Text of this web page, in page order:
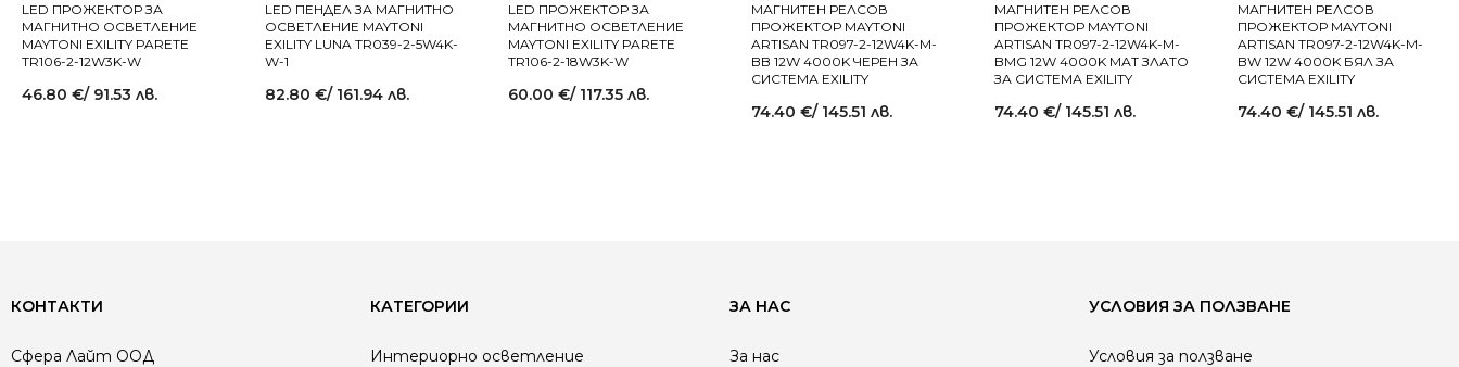
LED ПРОЖЕКТОР ЗА
МАГНИТНО ОСВЕТЛЕНИЕ
MAYTONI EXILITY PARETE
TR106-2-12W3K-W
46.80 €/ 91.53 лв.
LED ПЕНДЕЛ ЗА МАГНИТНО
ОСВЕТЛЕНИЕ MAYTONI
EXILITY LUNA TR039-2-5W4K-
W-1
82.80 €/ 161.94 лв.
LED ПРОЖЕКТОР ЗА
МАГНИТНО ОСВЕТЛЕНИЕ
MAYTONI EXILITY PARETE
TR106-2-18W3K-W
60.00 €/ 117.35 лв.
МАГНИТЕН РЕЛСОВ
ПРОЖЕКТОР MAYTONI
ARTISAN TR097-2-12W4K-M-
BB 12W 4000K ЧЕРЕН ЗА
СИСТЕМА EXILITY
74.40 €/ 145.51 лв.
МАГНИТЕН РЕЛСОВ
ПРОЖЕКТОР MAYTONI
ARTISAN TR097-2-12W4K-M-
BMG 12W 4000K МАТ ЗЛАТО
ЗА СИСТЕМА EXILITY
74.40 €/ 145.51 лв.
МАГНИТЕН РЕЛСОВ
ПРОЖЕКТОР MAYTONI
ARTISAN TR097-2-12W4K-M-
BW 12W 4000K БЯЛ ЗА
СИСТЕМА EXILITY
74.40 €/ 145.51 лв.
КОНТАКТИ
Сфера Лайт ООД
КАТЕГОРИИ
Интериорно осветление
ЗА НАС
За нас
УСЛОВИЯ ЗА ПОЛЗВАНЕ
Условия за ползване